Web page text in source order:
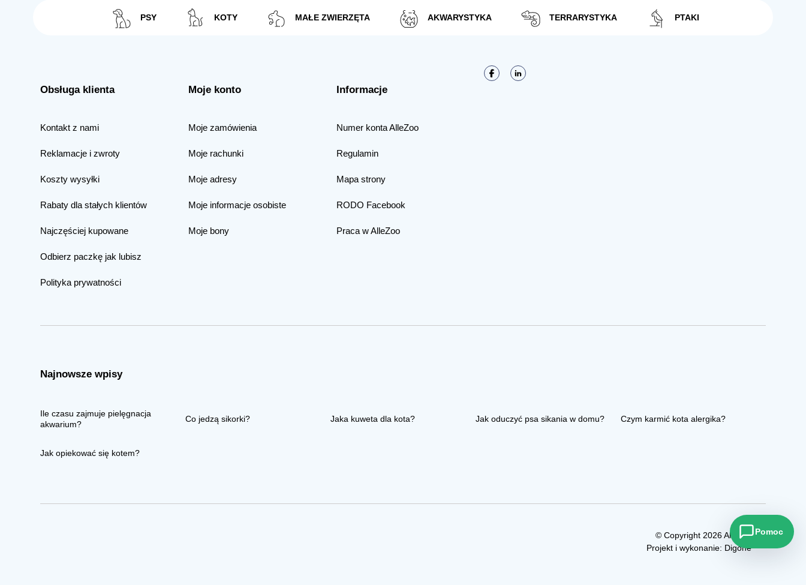
PSY KOTY MAŁE ZWIERZĘTA AKWARYSTYKA TERRARYSTYKA PTAKI
Obsługa klienta
Kontakt z nami
Reklamacje i zwroty
Koszty wysyłki
Rabaty dla stałych klientów
Najczęściej kupowane
Odbierz paczkę jak lubisz
Polityka prywatności
Moje konto
Moje zamówienia
Moje rachunki
Moje adresy
Moje informacje osobiste
Moje bony
Informacje
Numer konta AlleZoo
Regulamin
Mapa strony
RODO Facebook
Praca w AlleZoo
Najnowsze wpisy
Ile czasu zajmuje pielęgnacja
akwarium?
Co jedzą sikorki? Jaka kuweta dla kota? Jak oduczyć psa sikania w domu? Czym karmić kota alergika?
Jak opiekować się kotem?
© Copyright 2026 Allezoo
Projekt i wykonanie: Digone
Pomoc